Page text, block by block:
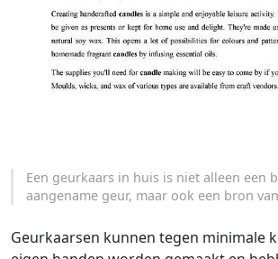
Een geurkaars in huis is niet alleen een
aangename geur, maar ook een bron
Geurkaarsen kunnen tegen minimale